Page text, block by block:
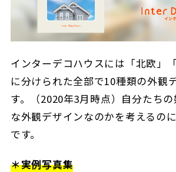
インターデコハウスには「北欧」
に分けられた全部で10種類の外観
す。（2020年3月時点）自分たち
な外観デザインなのかを考えるの
です。
＊実例写真集